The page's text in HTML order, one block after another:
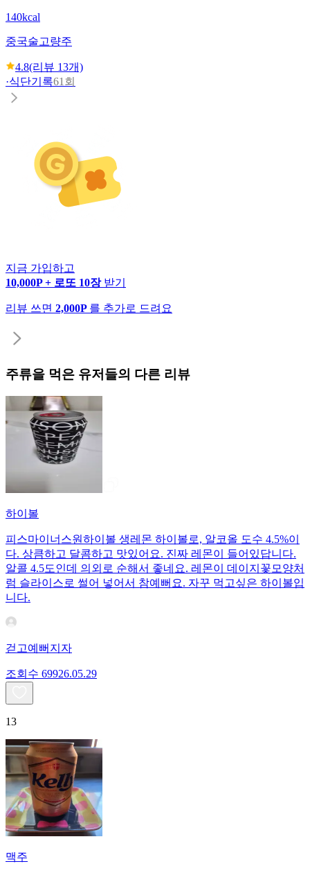
140kcal
중국술고량주
4.8(리뷰 13개)
·식단기록61회
지금 가입하고
10,000P + 로또 10장 받기
리뷰 쓰면 2,000P 를 추가로 드려요
주류을 먹은 유저들의 다른 리뷰
하이볼
피스마이너스원하이볼 생레몬 하이볼로, 알코올 도수 4.5%이
다. 상큼하고 달콤하고 맛있어요. 진짜 레몬이 들어있답니다.
알콜 4.5도인데 의외로 순해서 좋네요. 레몬이 데이지꽃모양처
럼 슬라이스로 썰어 넣어서 참예뻐요. 자꾸 먹고싶은 하이볼입
니다.
걷고예뻐지자
조회수 69926.05.29
13
맥주